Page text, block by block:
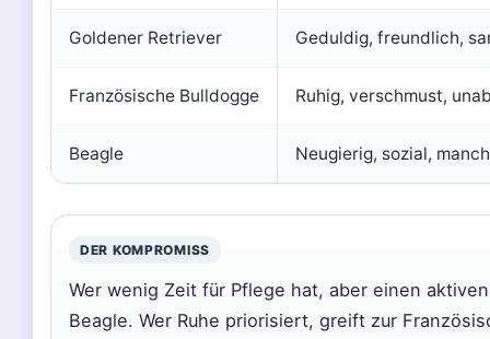
Goldener Retriever Geduldig, freundlich,
Französische Bulldogge Ruhig, verschmust,
Beagle Neugierig, sozial,
DER KOMPROMISS
Wer wenig Zeit für Pflege hat, aber einen
Beagle. Wer Ruhe priorisiert, greift zur